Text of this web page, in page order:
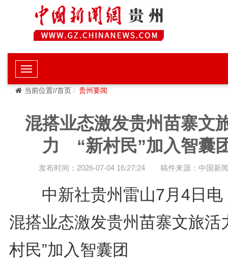
当前位置//首页 贵州要闻
混搭业态激发贵州苗寨文
力 “新村民”加入智囊
发布时间：2026-07-04 16:27:24 稿件来源：中国新
中新社贵州雷山7月4日电
混搭业态激发贵州苗寨文旅活
村民”加入智囊团